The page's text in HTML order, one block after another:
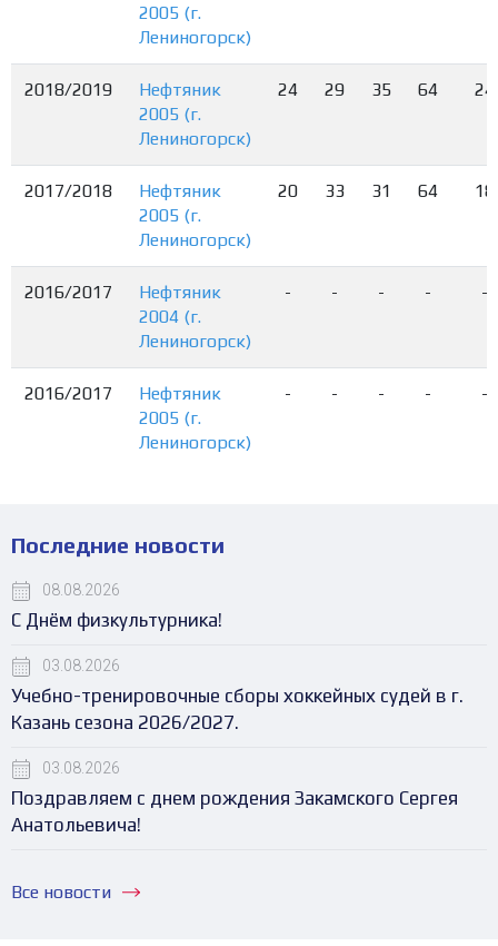
2005 (г.
Лениногорск)
2018/2019
Нефтяник
2005 (г.
Лениногорск)
24 29 35 64 24
2017/2018
Нефтяник
2005 (г.
Лениногорск)
20 33 31 64 18
2016/2017
Нефтяник
2004 (г.
Лениногорск)
- - - - -
2016/2017
Нефтяник
2005 (г.
Лениногорск)
- - - - -
Последние новости
08.08.2026
С Днём физкультурника!
03.08.2026
Учебно-тренировочные сборы хоккейных судей в г.
Казань сезона 2026/2027.
03.08.2026
Поздравляем с днем рождения Закамского Сергея
Анатольевича!
Все новости